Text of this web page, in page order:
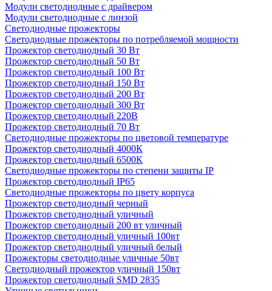
Модули светодиодные с драйвером
Модули светодиодные с линзой
Светодиодные прожекторы
Светодиодные прожекторы по потребляемой мощности
Прожектор светодиодный 30 Вт
Прожектор светодиодный 50 Вт
Прожектор светодиодный 100 Вт
Прожектор светодиодный 150 Вт
Прожектор светодиодный 200 Вт
Прожектор светодиодный 300 Вт
Прожектор светодиодный 220В
Прожектор светодиодный 70 Вт
Светодиодные прожекторы по цветовой температуре
Прожектор светодиодный 4000К
Прожектор светодиодный 6500К
Светодиодные прожекторы по степени защиты IP
Прожектор светодиодный IP65
Светодиодные прожекторы по цвету корпуса
Прожектор светодиодный черный
Прожектор светодиодный уличный
Прожектор светодиодный 200 вт уличный
Прожектор светодиодный уличный 100вт
Прожектор светодиодный уличный белый
Прожекторы светодиодные уличные 50вт
Светодиодный прожектор уличный 150вт
Прожектор светодиодный SMD 2835